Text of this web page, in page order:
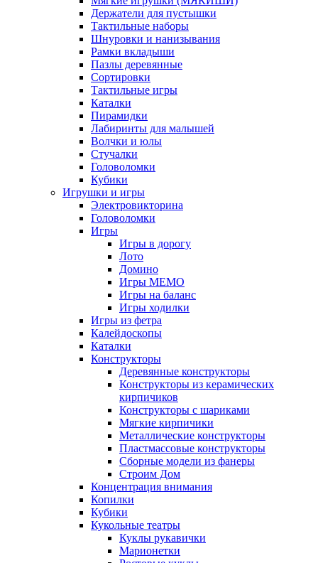
Держатели для пустышки
Тактильные наборы
Шнуровки и нанизывания
Рамки вкладыши
Пазлы деревянные
Сортировки
Тактильные игры
Каталки
Пирамидки
Лабиринты для малышей
Волчки и юлы
Стучалки
Головоломки
Кубики
Игрушки и игры
Электровикторина
Головоломки
Игры
Игры в дорогу
Лото
Домино
Игры МЕМО
Игры на баланс
Игры ходилки
Игры из фетра
Калейдоскопы
Каталки
Конструкторы
Деревянные конструкторы
Конструкторы из керамических
кирпичиков
Конструкторы с шариками
Мягкие кирпичики
Металлические конструкторы
Пластмассовые конструкторы
Сборные модели из фанеры
Строим Дом
Концентрация внимания
Копилки
Кубики
Кукольные театры
Куклы рукавички
Марионетки